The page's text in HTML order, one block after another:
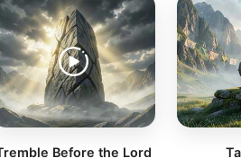
Before the Lord